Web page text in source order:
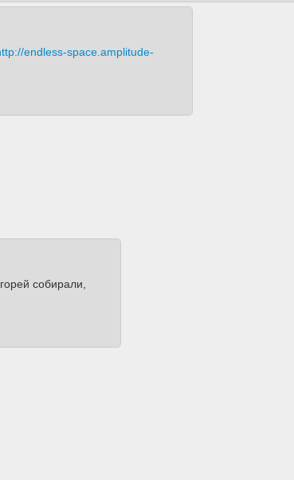
endless-space.amplitude-
собирали,